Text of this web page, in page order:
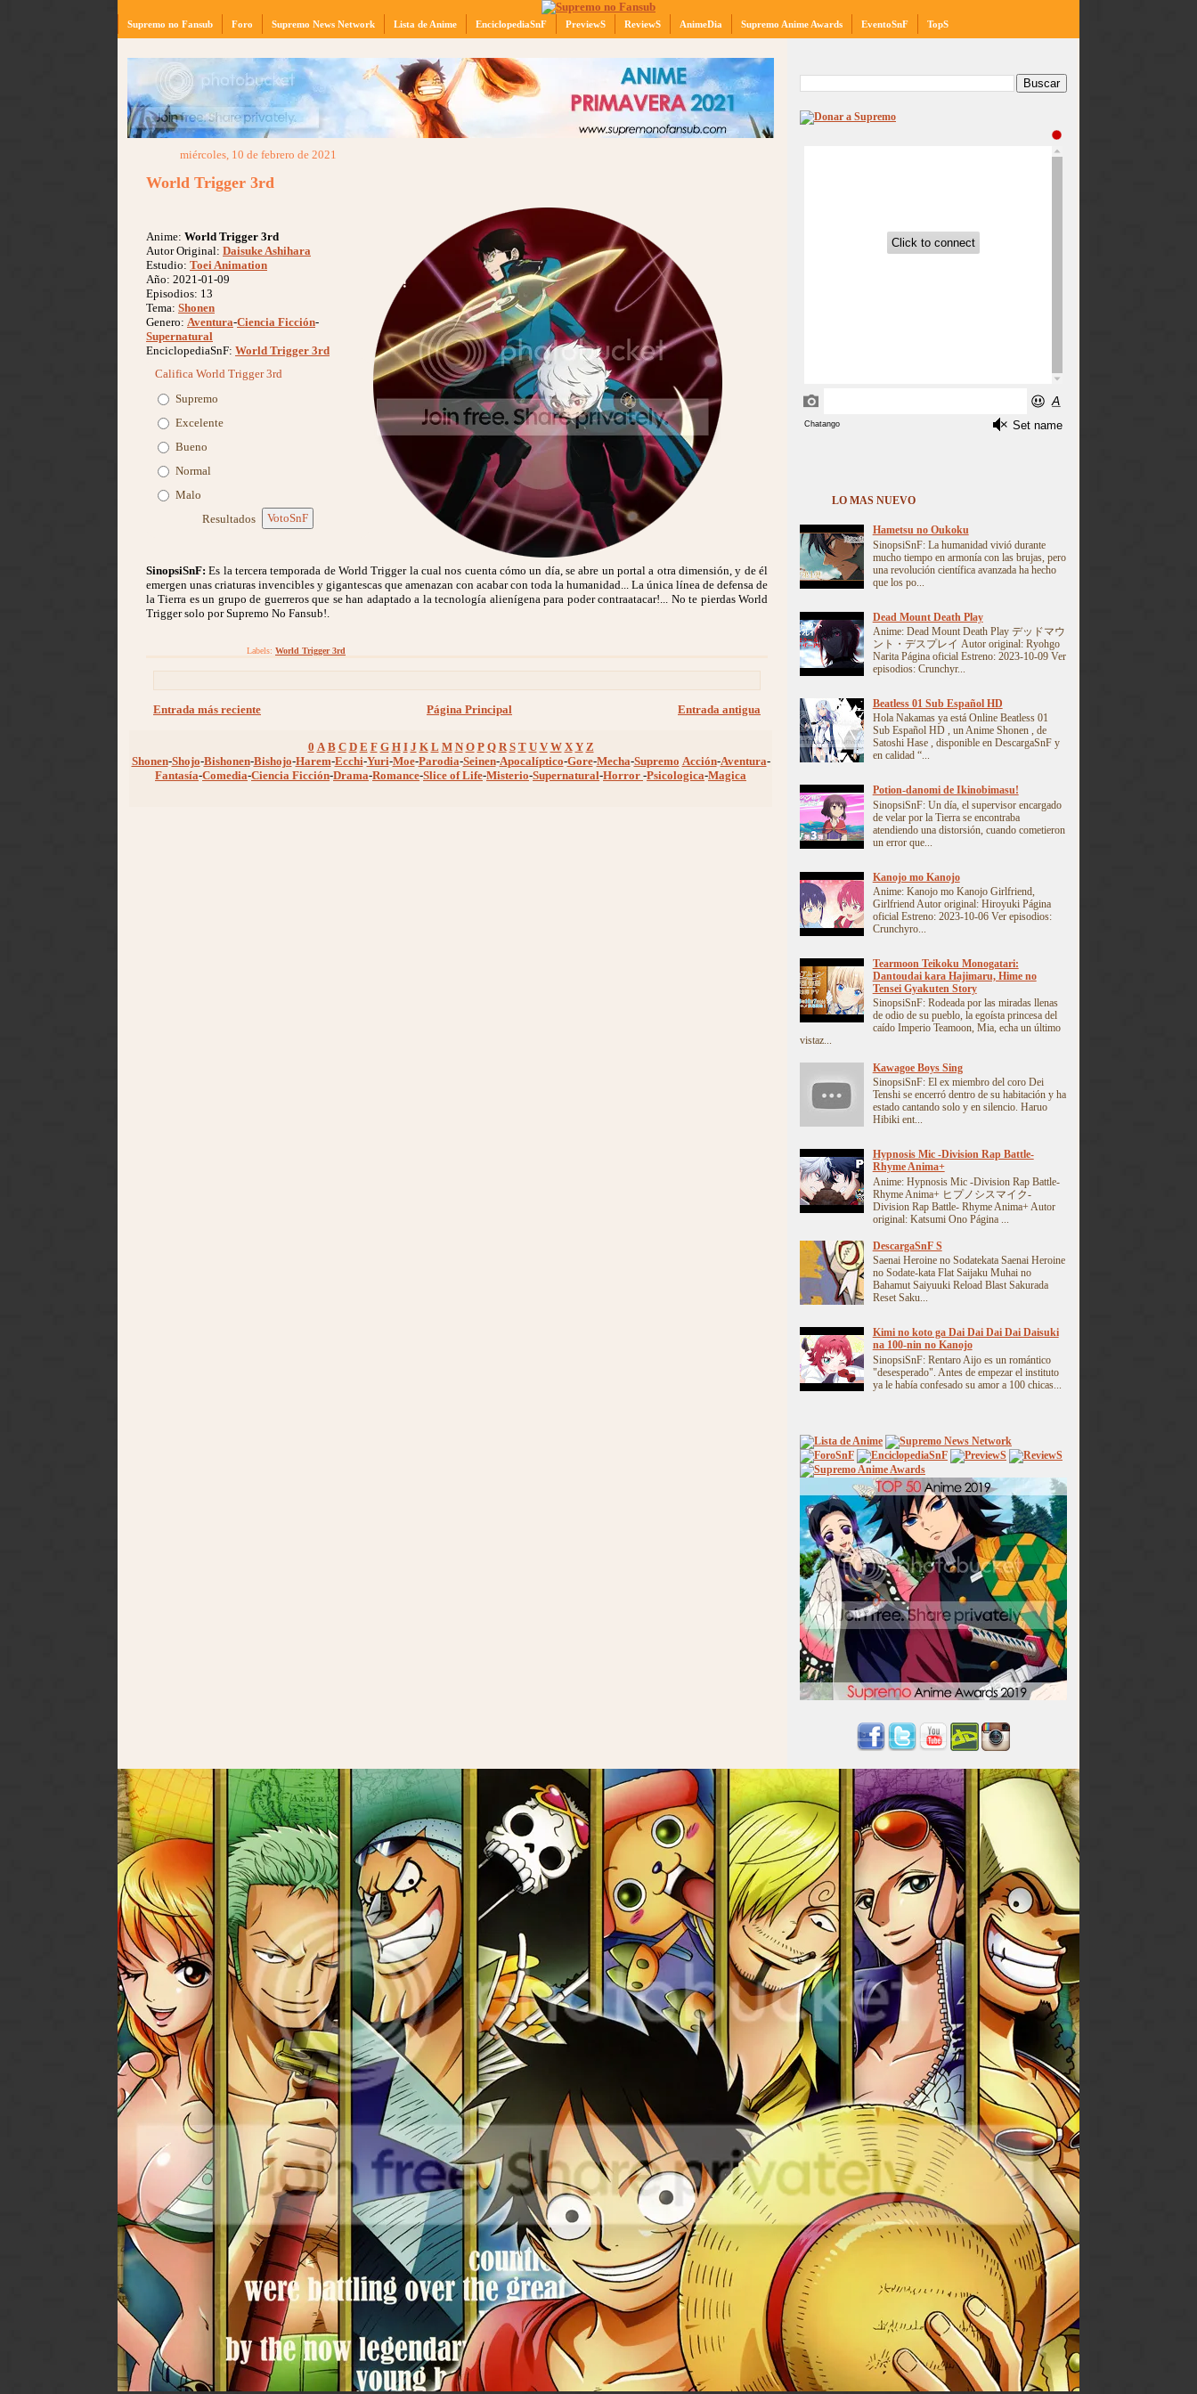
Supremo no Fansub Foro Supremo News Network Lista de Anime EnciclopediaSnF PreviewS ReviewS AnimeDia Supremo Anime Awards EventoSnF TopS
miércoles, 10 de febrero de 2021
World Trigger 3rd
Anime: World Trigger 3rd
Autor Original: Daisuke Ashihara
Estudio: Toei Animation
Año: 2021-01-09
Episodios: 13
Tema: Shonen
Genero: Aventura-Ciencia Ficción-
Supernatural
EnciclopediaSnF: World Trigger 3rd
Califica World Trigger 3rd
Supremo
Excelente
Bueno
Normal
Malo
Resultados
VotoSnF
SinopsiSnF: Es la tercera temporada de World Trigger la cual nos cuenta cómo un día, se abre un portal a otra dimensión, y de él
emergen unas criaturas invencibles y gigantescas que amenazan con acabar con toda la humanidad... La única línea de defensa de
la Tierra es un grupo de guerreros que se han adaptado a la tecnología alienígena para poder contraatacar!... No te pierdas World
Trigger solo por Supremo No Fansub!.
Labels: World Trigger 3rd
Entrada más reciente Entrada antigua
Página Principal
0 A B C D E F G H I J K L M N O P Q R S T U V W X Y Z
Shonen-Shojo-Bishonen-Bishojo-Harem-Ecchi-Yuri-Moe-Parodia-Seinen-Apocalíptico-Gore-Mecha-Supremo Acción-Aventura-
Fantasía-Comedia-Ciencia Ficción-Drama-Romance-Slice of Life-Misterio-Supernatural-Horror -Psicologica-Magica
LO MAS NUEVO
Hametsu no Oukoku
SinopsiSnF: La humanidad vivió durante
mucho tiempo en armonía con las brujas, pero
una revolución científica avanzada ha hecho
que los po...
Dead Mount Death Play
Anime: Dead Mount Death Play デッドマウ
ント・デスプレイ Autor original: Ryohgo
Narita Página oficial Estreno: 2023-10-09 Ver
episodios: Crunchyr...
Beatless 01 Sub Español HD
Hola Nakamas ya está Online Beatless 01
Sub Español HD , un Anime Shonen , de
Satoshi Hase , disponible en DescargaSnF y
en calidad “...
Potion-danomi de Ikinobimasu!
SinopsiSnF: Un día, el supervisor encargado
de velar por la Tierra se encontraba
atendiendo una distorsión, cuando cometieron
un error que...
Kanojo mo Kanojo
Anime: Kanojo mo Kanojo Girlfriend,
Girlfriend Autor original: Hiroyuki Página
oficial Estreno: 2023-10-06 Ver episodios:
Crunchyro...
Tearmoon Teikoku Monogatari:
Dantoudai kara Hajimaru, Hime no
Tensei Gyakuten Story
SinopsiSnF: Rodeada por las miradas llenas
de odio de su pueblo, la egoísta princesa del
caído Imperio Teamoon, Mia, echa un último
vistaz...
Kawagoe Boys Sing
SinopsiSnF: El ex miembro del coro Dei
Tenshi se encerró dentro de su habitación y ha
estado cantando solo y en silencio. Haruo
Hibiki ent...
Hypnosis Mic -Division Rap Battle-
Rhyme Anima+
Anime: Hypnosis Mic -Division Rap Battle-
Rhyme Anima+ ヒプノシスマイク-
Division Rap Battle- Rhyme Anima+ Autor
original: Katsumi Ono Página ...
DescargaSnF S
Saenai Heroine no Sodatekata Saenai Heroine
no Sodate-kata Flat Saijaku Muhai no
Bahamut Saiyuuki Reload Blast Sakurada
Reset Saku...
Kimi no koto ga Dai Dai Dai Dai Daisuki
na 100-nin no Kanojo
SinopsiSnF: Rentaro Aijo es un romántico
"desesperado". Antes de empezar el instituto
ya le había confesado su amor a 100 chicas...